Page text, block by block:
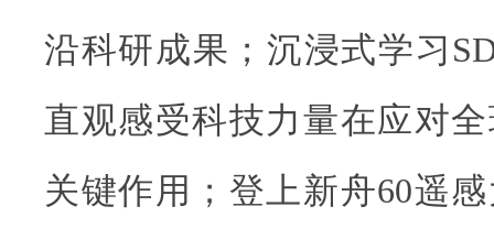
沿科研成果；沉浸式学习
直观感受科技力量在应对
关键作用；登上新舟60遥